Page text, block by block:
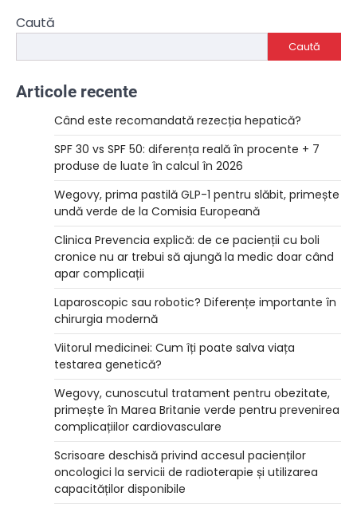
Caută
Caută
Articole recente
Când este recomandată rezecția hepatică?
SPF 30 vs SPF 50: diferența reală în procente + 7
produse de luate în calcul în 2026
Wegovy, prima pastilă GLP-1 pentru slăbit, primește
undă verde de la Comisia Europeană
Clinica Prevencia explică: de ce pacienții cu boli
cronice nu ar trebui să ajungă la medic doar când
apar complicații
Laparoscopic sau robotic? Diferențe importante în
chirurgia modernă
Viitorul medicinei: Cum îți poate salva viața
testarea genetică?
Wegovy, cunoscutul tratament pentru obezitate,
primește în Marea Britanie verde pentru prevenirea
complicațiilor cardiovasculare
Scrisoare deschisă privind accesul pacienților
oncologici la servicii de radioterapie și utilizarea
capacităților disponibile